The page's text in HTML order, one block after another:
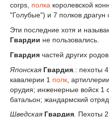
corps, полка королевской
"Голубые") и 7 полков
Эти последние хотя и
Гвардии не пользовались.
Гвардия частей других
Японская Гвардия : пехоты 4
кавалерии 1 полк ,
орудия; инженерные войск 1
батальон; жандармский отряд.
Шведская Гвардия. Пехоты 2